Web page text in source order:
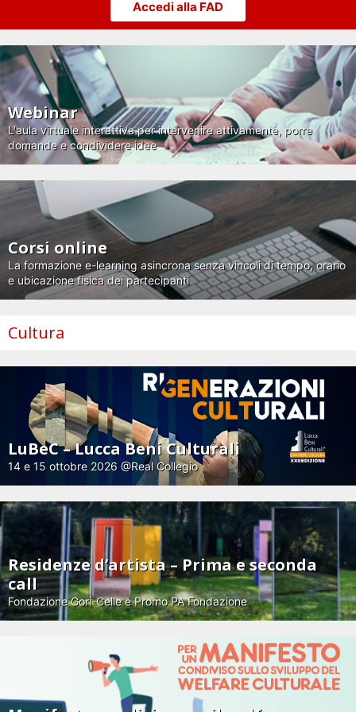
Accedi alla FAD
Webinar
L'aula virtuale interattiva per intervenire attivamente, porre
domande e condividere idee
Corsi online
La formazione e-learning asincrona senza vincoli di tempo, orario
e ubicazione fisica dei partecipanti
Cultura
LuBeC – Lucca Beni Culturali
14 e 15 ottobre 2026 @Real Collegio
Residenze d’artista – Prima e seconda
call
Fondazione Gori-Celle e Promo PA Fondazione